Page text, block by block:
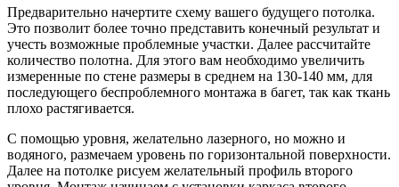
Предварительно начертите схему вашего будущего потолка.
Это позволит более точно представить конечный результат и
учесть возможные проблемные участки. Далее рассчитайте
количество полотна. Для этого вам необходимо увеличить
измеренные по стене размеры в среднем на 130-140 мм, для
последующего беспроблемного монтажа в багет, так как ткань
плохо растягивается.
С помощью уровня, желательно лазерного, но можно и
водяного, размечаем уровень по горизонтальной поверхности.
Далее на потолке рисуем желательный профиль второго